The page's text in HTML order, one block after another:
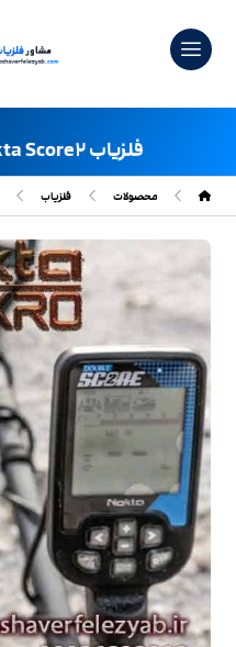
فلزیاب Nokta Score۲ نوکتا دابل اسکور
محصولات فلزیاب